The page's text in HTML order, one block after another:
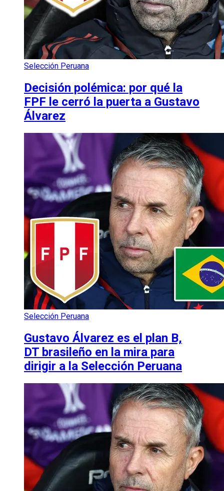
Selección Peruana
Decisión polémica: por qué la
FPF le cerró la puerta a Gustavo
Álvarez
Selección Peruana
Gustavo Álvarez es el plan B,
DT brasileño en la mira para
dirigir a la Selección Peruana